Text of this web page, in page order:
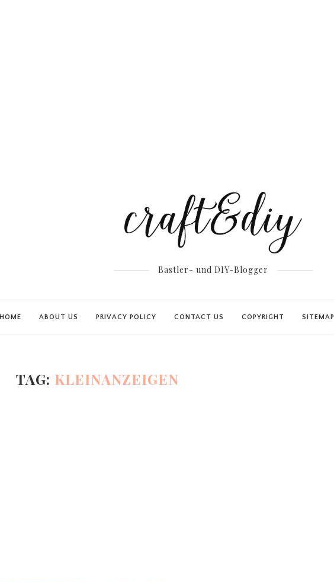
Bastler- und DIY-Blogger
HOME ABOUT US PRIVACY POLICY CONTACT US COPYRIGHT SITEMAP
TAG: KLEINANZEIGEN